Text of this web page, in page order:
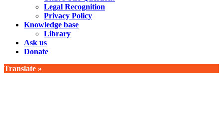
Legal Recognition
Privacy Policy
Knowledge base
Library
Ask us
Donate
Translate »